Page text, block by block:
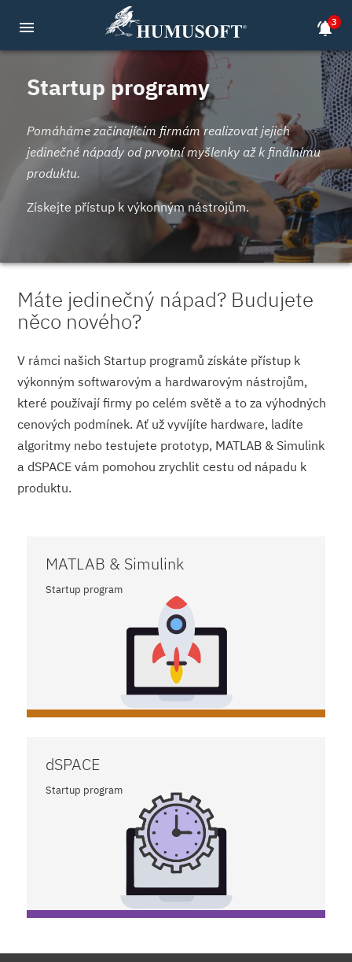
menu notifications_active3
Startup programy
Pomáháme začínajícím firmám realizovat jejich
jedinečné nápady od prvotní myšlenky až k finálnímu
produktu.
Získejte přístup k výkonným nástrojům.
Máte jedinečný nápad? Budujete
něco nového?
V rámci našich Startup programů získáte přístup k
výkonným softwarovým a hardwarovým nástrojům,
které používají firmy po celém světě a to za výhodných
cenových podmínek. Ať už vyvíjíte hardware, ladíte
algoritmy nebo testujete prototyp, MATLAB & Simulink
a dSPACE vám pomohou zrychlit cestu od nápadu k
produktu.
MATLAB & Simulink
Startup program
dSPACE
Startup program